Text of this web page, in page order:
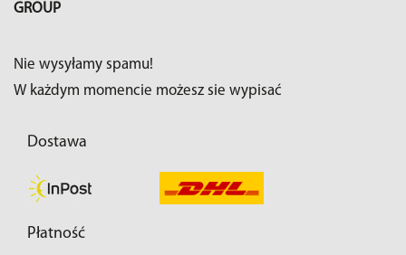
GROUP
Nie wysyłamy spamu!
W każdym momencie możesz sie wypisać
Dostawa
Płatność